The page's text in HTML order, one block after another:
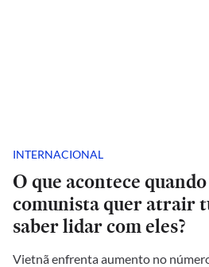
INTERNACIONAL
O que acontece
comunista quer atrair
saber lidar com eles?
Vietnã enfrenta aumento no